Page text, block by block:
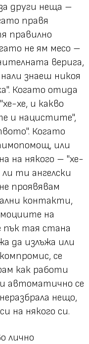
други неща –
правя
правилно
не ям месо –
верига,
знаеш никоя
Когато отида
хе, и какво
и нацистите",
Когато
или
на някого – "хе-
ти ангелски
проявявам
контакти,
на
тая стана
да излъжа или
се
как работи
автоматично се
нещо,
на някого си.
лично